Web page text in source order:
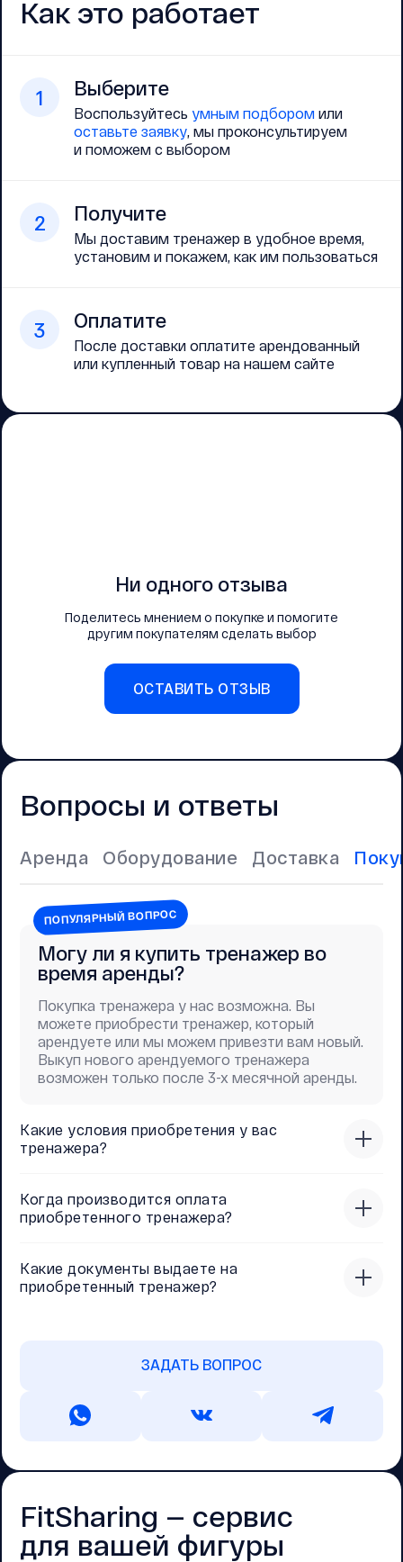
Как это работает
1 Выберите
Воспользуйтесь умным подбором или
оставьте заявку, мы проконсультируем
и поможем с выбором
2 Получите
Мы доставим тренажер в удобное время,
установим и покажем, как им пользоваться
3 Оплатите
После доставки оплатите арендованный
или купленный товар на нашем сайте
Ни одного отзыва
Поделитесь мнением о покупке и помогите
другим покупателям сделать выбор
ОСТАВИТЬ ОТЗЫВ
Вопросы и ответы
Аренда Оборудование Доставка
Какие условия приобретения у вас
тренажера?
Когда производится оплата
приобретенного тренажера?
Какие документы выдаете на
приобретенный тренажер?
ЗАДАТЬ ВОПРОС
ПОПУЛЯРНЫЙ ВОПРОС
Могу ли я купить тренажер во
время аренды?
Покупка тренажера у нас возможна. Вы
можете приобрести тренажер, который
арендуете или мы можем привезти вам новый.
Выкуп нового арендуемого тренажера
возможен только после 3-х месячной аренды.
FitSharing — cервис
для вашей фигуры